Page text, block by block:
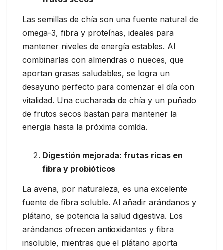
Las semillas de chía son una fuente natural de
omega-3, fibra y proteínas, ideales para
mantener niveles de energía estables. Al
combinarlas con almendras o nueces, que
aportan grasas saludables, se logra un
desayuno perfecto para comenzar el día con
vitalidad. Una cucharada de chía y un puñado
de frutos secos bastan para mantener la
energía hasta la próxima comida.
Digestión mejorada: frutas ricas en
fibra y probióticos
La avena, por naturaleza, es una excelente
fuente de fibra soluble. Al añadir arándanos y
plátano, se potencia la salud digestiva. Los
arándanos ofrecen antioxidantes y fibra
insoluble, mientras que el plátano aporta